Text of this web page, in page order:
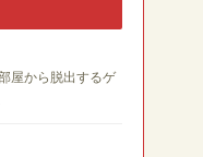
屋から脱出するゲ